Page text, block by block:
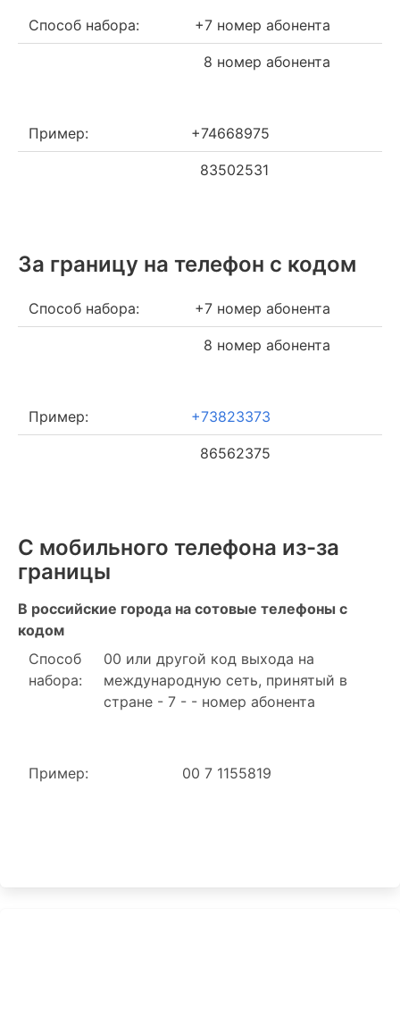
Способ набора: +7 номер абонента
8 номер абонента
Пример: +74668975
83502531
За границу на телефон c кодом
Способ набора: +7 номер абонента
8 номер абонента
Пример: +73823373
86562375
С мобильного телефона из-за
границы
В российские города на сотовые телефоны с
кодом
Способ
набора:
00 или другой код выхода на
международную сеть, принятый в
стране - 7 - - номер абонента
Пример: 00 7 1155819